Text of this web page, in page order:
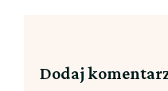
Dodaj